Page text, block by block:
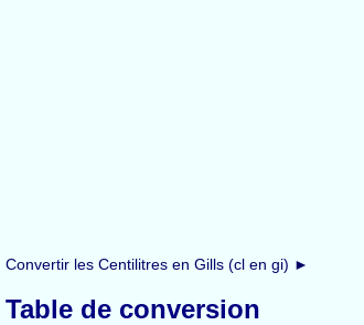
Convertir les Centilitres en Gills (cl en gi) ►
Table de conversion